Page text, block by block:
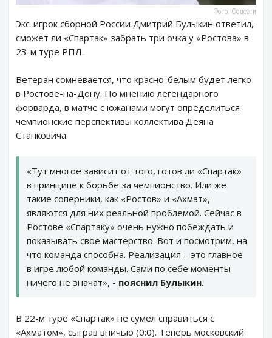
Фото: Соцсети
Экс-игрок сборной России Дмитрий Булыкин ответил,
сможет ли «Спартак» забрать три очка у «Ростова» в
23-м туре РПЛ.
Ветеран сомневается, что красно-белым будет легко
в Ростове-на-Дону. По мнению легендарного
форварда, в матче с южанами могут определиться
чемпионские перспективы коллектива Деяна
Станковича.
«Тут многое зависит от того, готов ли «Спартак»
в принципе к борьбе за чемпионство. Или же
такие соперники, как «Ростов» и «Ахмат»,
являются для них реальной проблемой. Сейчас в
Ростове «Спартаку» очень нужно побеждать и
показывать свое мастерство. Вот и посмотрим, на
что команда способна. Реализация – это главное
в игре любой команды. Сами по себе моменты
ничего не значат», - пояснил Булыкин.
В 22-м туре «Спартак» не сумел справиться с
«Ахматом», сыграв вничью (0:0). Теперь московский